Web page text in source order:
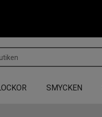
SMYCKEN